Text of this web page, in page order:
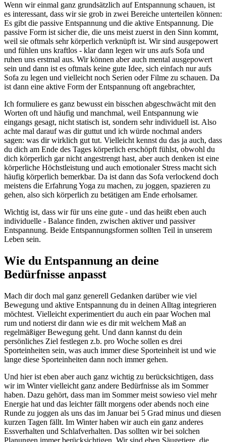
Wenn wir einmal ganz grundsätzlich auf Entspannung schauen, ist
es interessant, dass wir sie grob in zwei Bereiche unterteilen können:
Es gibt die passive Entspannung und die aktive Entspannung. Die
passive Form ist sicher die, die uns meist zuerst in den Sinn kommt,
weil sie oftmals sehr körperlich verknüpft ist. Wir sind ausgepowert
und fühlen uns kraftlos - klar dann legen wir uns aufs Sofa und
ruhen uns erstmal aus. Wir können aber auch mental ausgepowert
sein und dann ist es oftmals keine gute Idee, sich einfach nur aufs
Sofa zu legen und vielleicht noch Serien oder Filme zu schauen. Da
ist dann eine aktive Form der Entspannung oft angebrachter,
Ich formuliere es ganz bewusst ein bisschen abgeschwächt mit den
Worten oft und häufig und manchmal, weil Entspannung wie
eingangs gesagt, nicht statisch ist, sondern sehr individuell ist. Also
achte mal darauf was dir guttut und ich würde nochmal anders
sagen: was dir wirklich gut tut. Vielleicht kennst du das ja auch, dass
du dich am Ende des Tages körperlich erschöpft fühlst, obwohl du
dich körperlich gar nicht angestrengt hast, aber auch denken ist eine
körperliche Höchstleistung und auch emotionaler Stress macht sich
häufig körperlich bemerkbar. Da ist dann das Sofa verlockend doch
meistens die Erfahrung Yoga zu machen, zu joggen, spazieren zu
gehen, also sich körperlich zu betätigen am Ende erholsamer.
Wichtig ist, dass wir für uns eine gute - und das heißt eben auch
individuelle - Balance finden, zwischen aktiver und passiver
Entspannung. Beide Entspannungsformen sollten Teil in unserem
Leben sein.
Wie du Entspannung an deine
Bedürfnisse anpasst
Mach dir doch mal ganz generell Gedanken darüber wie viel
Bewegung und aktive Entspannung du in deinen Alltag integrieren
möchtest. Vielleicht experimentiert du auch ein paar Wochen mal
rum und notierst dir dann wie es dir mit welchem Maß an
regelmäßiger Bewegung geht. Und dann kannst du dein
persönliches Ziel festlegen z.b. pro Woche sollen es drei
Sporteinheiten sein, was auch immer diese Sporteinheit ist und wie
lange diese Sporteinheiten dann noch immer gehen.
Und hier ist eben aber auch ganz wichtig zu berücksichtigen, dass
wir im Winter vielleicht ganz andere Bedürfnisse als im Sommer
haben. Dazu gehört, dass man im Sommer meist sowieso viel mehr
Energie hat und das leichter fällt morgens oder abends noch eine
Runde zu joggen als uns das im Januar bei 5 Grad minus und diesen
kurzen Tagen fällt. Im Winter haben wir auch ein ganz anderes
Essverhalten und Schlafverhalten. Das sollten wir bei solchen